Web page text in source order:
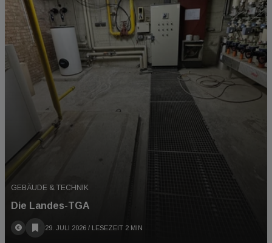
GEBÄUDE & TECHNIK
Die Landes-TGA
29. JULI 2026 / LESEZEIT 2 MIN